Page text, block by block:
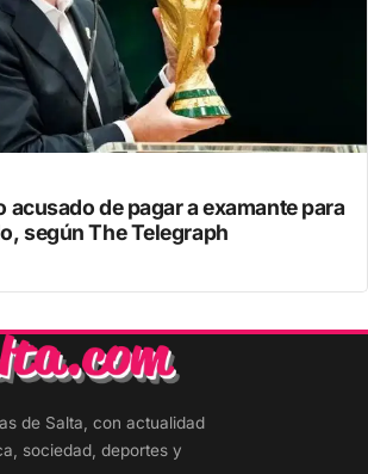
acusado de pagar a examante para
según The Telegraph
de Salta, con actualidad
sociedad, deportes y